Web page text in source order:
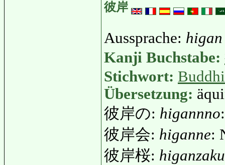
彼岸
Aussprache: higan
Kanji Buchstabe:
Stichwort:
Übersetzung:
彼岸の: higannno
彼岸会: higanne:
彼岸桜: